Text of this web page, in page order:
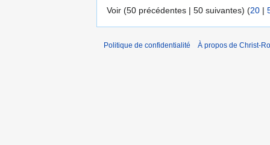
Voir (50 précédentes | 50 suivantes) (20 |
Politique de confidentialité À propos de Christ-